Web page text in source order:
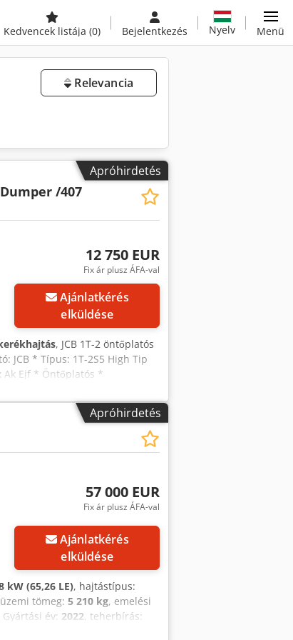
Kedvencek listája (0) Bejelentkezés Nyelv Menü
Relevancia
Apróhirdetés
/407
12 750 EUR
Fix ár plusz ÁFA-val
Ajánlatkérés
elküldése
, JCB 1T-2 öntőplatós
JCB * Típus: 1T-2S5 High Tip
Ak Ejf * Öntőplatós *
Kiváló állapot * Igény esetén
* Ár: 12 750 euró,
WhatsApp ?A feltüntetett adatok
lehetősége fenntartva.
Apróhirdetés
57 000 EUR
Fix ár plusz ÁFA-val
Ajánlatkérés
elküldése
kW (65,26 LE), hajtástípus:
tömeg: 5 210 kg, emelési
Gyártási év: 2022, teherbírás:
alacsony zajszint,